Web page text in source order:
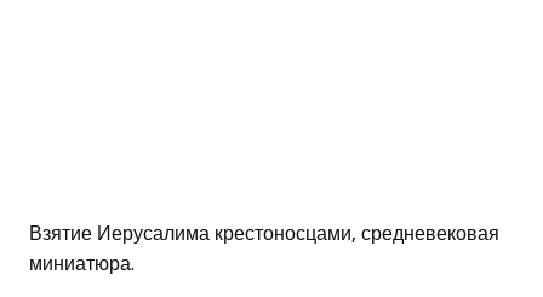
Взятие Иерусалима крестоносцами, средневековая
миниатюра.